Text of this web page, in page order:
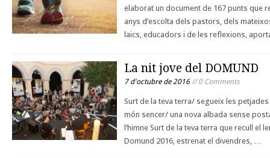
elaborat un document de 167 punts que
anys d’escolta dels pastors, dels
laics, educadors i de les reflexions,
La nit jove del DOMUND
7 d'octubre de 2016// 0 Comments
Surt de la teva terra/ segueix les
món sencer/ una nova albada sense
l’himne Surt de la teva terra que recull el
Domund 2016, estrenat el divendres, …